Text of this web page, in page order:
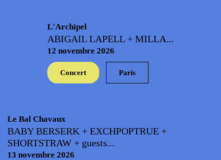
L'Archipel
ABIGAIL LAPELL + MILLA...
12 novembre 2026
Concert Paris
Le Bal Chavaux
BABY BERSERK + EXCHPOPTRUE +
SHORTSTRAW + guests...
13 novembre 2026